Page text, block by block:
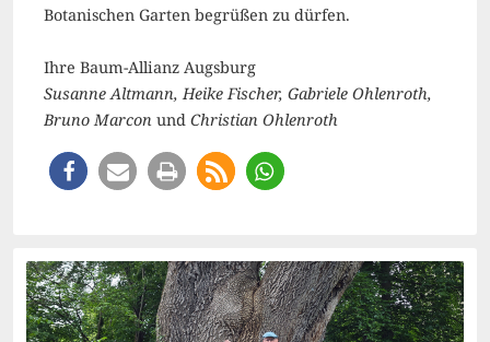
Botanischen Garten begrüßen zu dürfen.
Ihre Baum-Allianz Augsburg
Susanne Altmann, Heike Fischer, Gabriele Ohlenroth,
Bruno Marcon und Christian Ohlenroth